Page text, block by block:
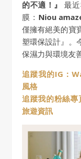
的不適！』
最
膜： Niou
僅擁有絕美的寶
塑環保設計』。
保濕力與環境友
追蹤我的IG：
風格
追蹤我的粉絲
旅遊資訊